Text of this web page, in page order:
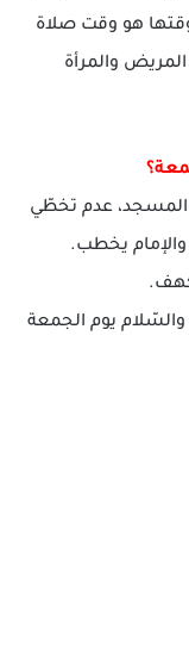
هو وقت صلاة
والمرأة
المسجد، عدم تخطّي
والإمام يخطب.
والسّلام يوم الجمعة